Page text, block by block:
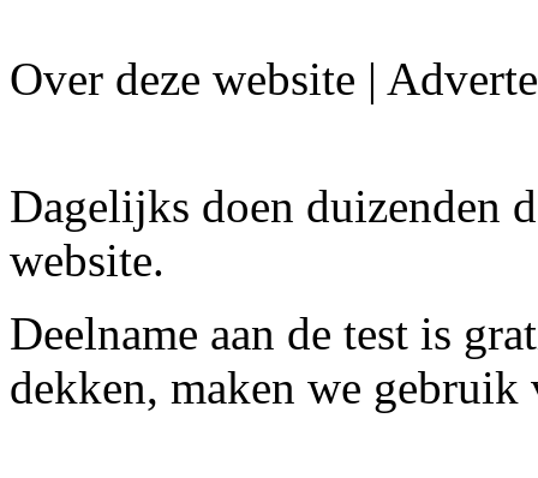
Over deze website |
Dagelijks doen duizenden
website.
Deelname aan de test is
dekken, maken we gebruik